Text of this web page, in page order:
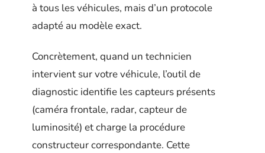
à tous les véhicules, mais d’un protocole
adapté au modèle exact.
Concrètement, quand un technicien
intervient sur votre véhicule, l’outil de
diagnostic identifie les capteurs présents
(caméra frontale, radar, capteur de
luminosité) et charge la procédure
constructeur correspondante. Cette